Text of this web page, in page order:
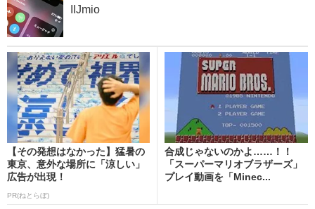
IIJmio
【その発想はなかった】猛暑の
東京、意外な場所に「涼しい」
広告が出現！
PR(ねとらぼ)
合成じゃないのかよ……！！
「スーパーマリオブラザーズ」
プレイ動画を「Minec...